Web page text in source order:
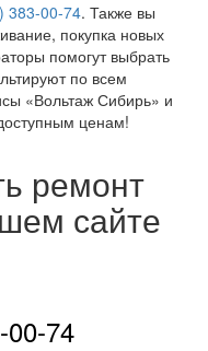
383-00-74. Также вы
покупка новых
помогут выбрать
по всем
«Вольтаж Сибирь» и
ценам!
ремонт
сайте
00-74